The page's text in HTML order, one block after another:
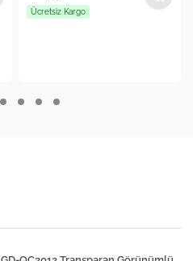
Ücretsiz Kargo